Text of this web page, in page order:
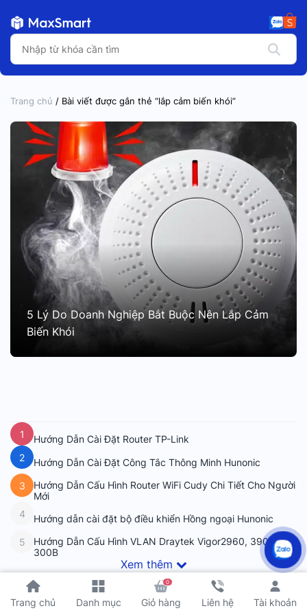
Trang chủ Danh mục
0
Giỏ hàng Liên hệ Tài khoản
Trang chủ / Bài viết được gắn thẻ “lắp cảm biến khói”
5 Lý Do Doanh Nghiệp Bắt Buộc Nên Lắp Cảm
Biến Khói
1
Hướng Dẫn Cài Đặt Router TP-Link
2
Hướng Dẫn Cài Đặt Công Tắc Thông Minh Hunonic
3
Hướng Dẫn Cấu Hình Router WiFi Cudy Chi Tiết Cho Người
Mới
4
Hướng dẫn cài đặt bộ điều khiển Hồng ngoại Hunonic
5
Hướng Dẫn Cấu Hình VLAN Draytek Vigor2960, 3900,
300B
Xem thêm